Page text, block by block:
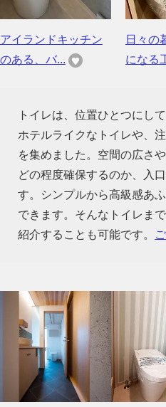
アイランドキッチン
のある、バ...
日々の
になる
トイレは、位置ひとつにし
ホテルライクなトイレや、
を集めました。空間の広さ
どの程度確保するのか、入
す。シンプルから高級感あ
できます。そんなトイレま
紹介することも可能です。